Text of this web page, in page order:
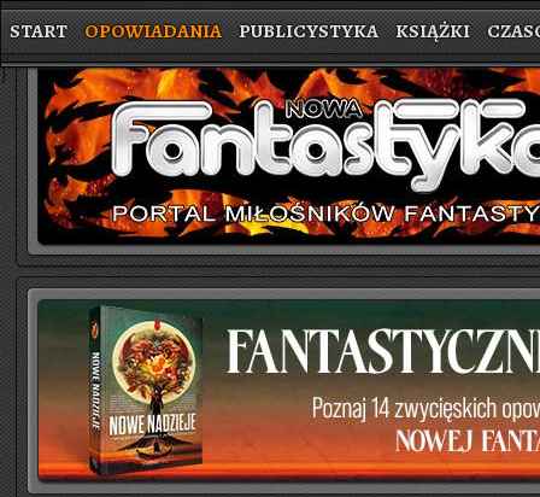
START OPOWIADANIA PUBLICYSTYKA KSIĄŻKI
}